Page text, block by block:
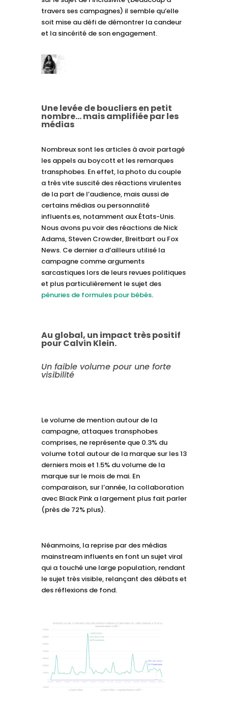
travers ses campagnes) il semble qu’elle
soit mise au défi de démontrer la candeur
et la sincérité de son engagement.
Une levée de boucliers en petit
nombre... mais amplifiée par les
médias
Nombreux sont les articles à avoir partagé
les appels au boycott et les remarques
transphobes. En effet, la photo du couple
a très vite suscité des réactions virulentes
de la part de l’audience, mais aussi de
certains médias ou personnalité
influents.es, notamment aux États-Unis.
Nous avons pu voir des réactions de Nick
Adams, Steven Crowder, Breitbart ou Fox
News. Ce dernier a d’ailleurs utilisé la
campagne comme arguments
sarcastiques lors de leurs revues politiques
et plus particulièrement le sujet des
pénuries de formules pour bébés.
Au global, un impact très positif
pour Calvin Klein.
Un faible volume pour une forte
visibilité
Le volume de mention autour de la
campagne, attaques transphobes
comprises, ne représente que 0.3% du
volume total autour de la marque sur les 13
derniers mois et 1.5% du volume de la
marque sur le mois de mai. En
comparaison, sur l’année, la collaboration
avec Black Pink a largement plus fait parler
(près de 72% plus).
Néanmoins, la reprise par des médias
mainstream influents en font un sujet viral
qui a touché une large population, rendant
le sujet très visible, relançant des débats et
des réflexions de fond.